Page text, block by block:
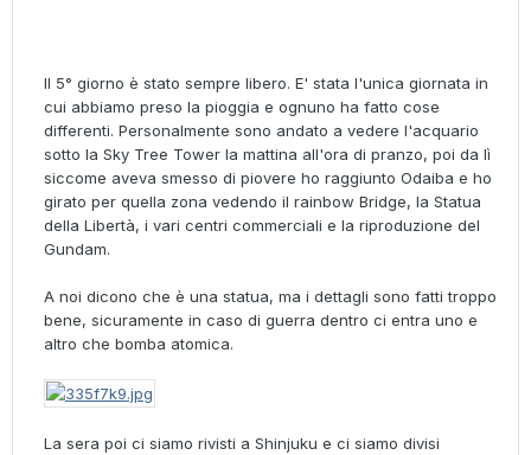
Il 5° giorno è stato sempre libero. E' stata l'unica giornata in
cui abbiamo preso la pioggia e ognuno ha fatto cose
differenti. Personalmente sono andato a vedere l'acquario
sotto la Sky Tree Tower la mattina all'ora di pranzo, poi da lì
siccome aveva smesso di piovere ho raggiunto Odaiba e ho
girato per quella zona vedendo il rainbow Bridge, la Statua
della Libertà, i vari centri commerciali e la riproduzione del
Gundam.
A noi dicono che è una statua, ma i dettagli sono fatti troppo
bene, sicuramente in caso di guerra dentro ci entra uno e
altro che bomba atomica.
La sera poi ci siamo rivisti a Shinjuku e ci siamo divisi